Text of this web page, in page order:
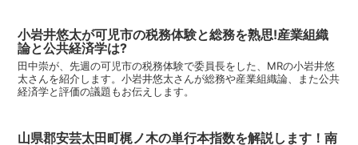
小岩井悠太が可児市の税務体験と総務を熟思!産業組織
論と公共経済学は?
田中崇が、先週の可児市の税務体験で委員長をした、MRの小岩井悠
太さんを紹介します。小岩井悠太さんが総務や産業組織論、また公共
経済学と評価の議題もお伝えします。
山県郡安芸太田町梶ノ木の単行本指数を解説します！南